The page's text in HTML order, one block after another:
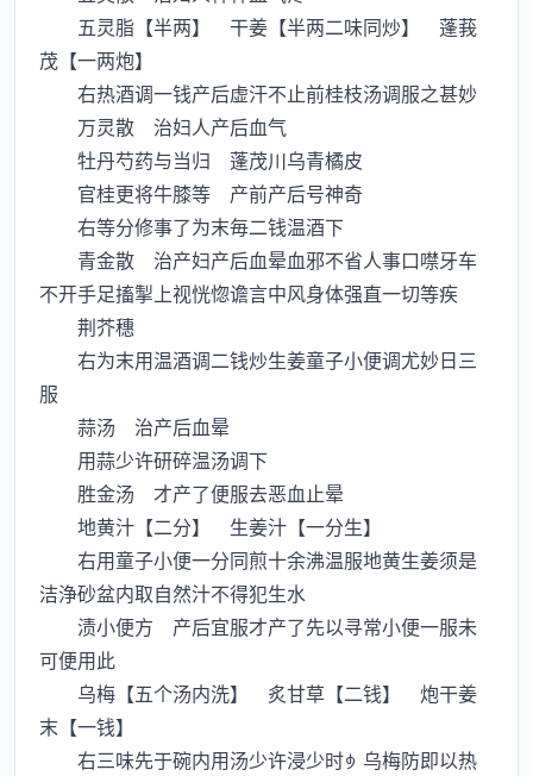
五灵脂【半两】 干姜【半两二味同炒】 蓬莪
茂【一两炮】
右热酒调一钱产后虚汗不止前桂枝汤调服之甚妙
万灵散 治妇人产后血气
牡丹芍药与当归 蓬茂川乌青橘皮
官桂更将牛膝等 产前产后号神奇
右等分修事了为末毎二钱温酒下
青金散 治产妇产后血晕血邪不省人事口噤牙车
不开手足搐掣上视恍惚谵言中风身体强直一切等疾
荆芥穗
右为末用温酒调二钱炒生姜童子小便调尤妙日三
服
蒜汤 治产后血晕
用蒜少许研碎温汤调下
胜金汤 才产了便服去恶血止晕
地黄汁【二分】 生姜汁【一分生】
右用童子小便一分同煎十余沸温服地黄生姜须是
洁浄砂盆内取自然汁不得犯生水
渍小便方 产后宜服才产了先以寻常小便一服未
可便用此
乌梅【五个汤内洗】 炙甘草【二钱】 炮干姜
末【一钱】
右三味先于碗内用汤少许浸少时乌梅防即以热